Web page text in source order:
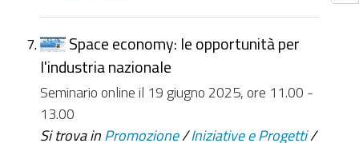
Space economy: le opportunità per
l'industria nazionale
Seminario online il 19 giugno 2025, ore 11.00 -
13.00
Si trova in Promozione /Iniziative e Progetti /